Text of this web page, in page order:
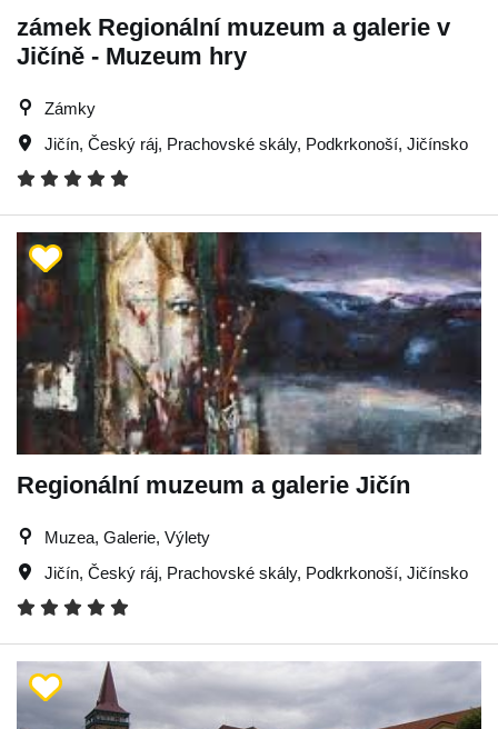
zámek Regionální muzeum a galerie v
Jičíně - Muzeum hry
Zámky
Jičín, Český ráj, Prachovské skály, Podkrkonoší, Jičínsko
Regionální muzeum a galerie Jičín
Muzea, Galerie, Výlety
Jičín, Český ráj, Prachovské skály, Podkrkonoší, Jičínsko